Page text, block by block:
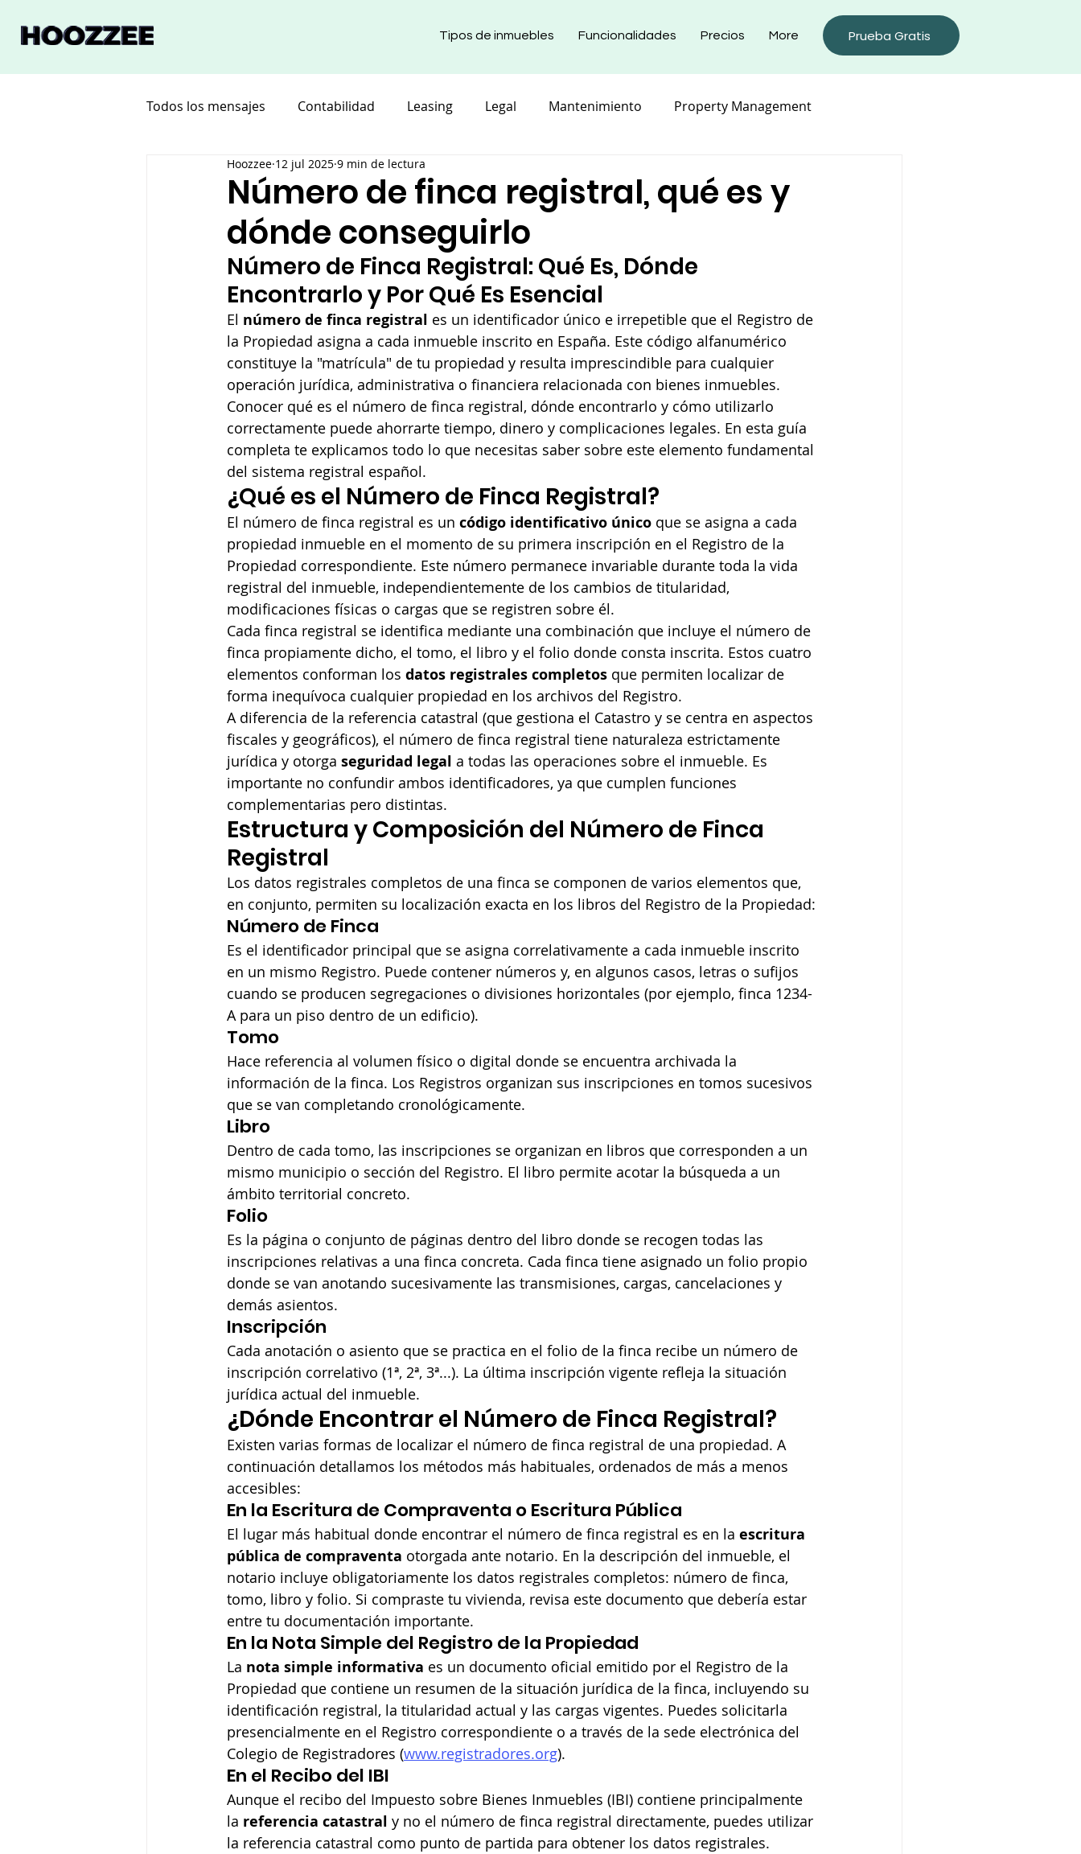
Tipos de inmuebles Funcionalidades Precios More Prueba Gratis
Todos los mensajes Contabilidad Leasing Legal Mantenimiento Property Management
Software Deco Vacacional
Número de finca registral, qué es y
dónde conseguirlo
Hoozzee 12 jul 2025 9 min de lectura
Número de Finca Registral: Qué Es, Dónde
Encontrarlo y Por Qué Es Esencial
El número de finca registral es un identificador único e irrepetible que el Registro de
la Propiedad asigna a cada inmueble inscrito en España. Este código alfanumérico
constituye la "matrícula" de tu propiedad y resulta imprescindible para cualquier
operación jurídica, administrativa o financiera relacionada con bienes inmuebles.
Conocer qué es el número de finca registral, dónde encontrarlo y cómo utilizarlo
correctamente puede ahorrarte tiempo, dinero y complicaciones legales. En esta guía
completa te explicamos todo lo que necesitas saber sobre este elemento fundamental
del sistema registral español.
¿Qué es el Número de Finca Registral?
El número de finca registral es un código identificativo único que se asigna a cada
propiedad inmueble en el momento de su primera inscripción en el Registro de la
Propiedad correspondiente. Este número permanece invariable durante toda la vida
registral del inmueble, independientemente de los cambios de titularidad,
modificaciones físicas o cargas que se registren sobre él.
Cada finca registral se identifica mediante una combinación que incluye el número de
finca propiamente dicho, el tomo, el libro y el folio donde consta inscrita. Estos cuatro
elementos conforman los datos registrales completos que permiten localizar de
forma inequívoca cualquier propiedad en los archivos del Registro.
A diferencia de la referencia catastral (que gestiona el Catastro y se centra en aspectos
fiscales y geográficos), el número de finca registral tiene naturaleza estrictamente
jurídica y otorga seguridad legal a todas las operaciones sobre el inmueble. Es
importante no confundir ambos identificadores, ya que cumplen funciones
complementarias pero distintas.
Estructura y Composición del Número de Finca
Registral
Los datos registrales completos de una finca se componen de varios elementos que,
en conjunto, permiten su localización exacta en los libros del Registro de la Propiedad:
Número de Finca
Es el identificador principal que se asigna correlativamente a cada inmueble inscrito
en un mismo Registro. Puede contener números y, en algunos casos, letras o sufijos
cuando se producen segregaciones o divisiones horizontales (por ejemplo, finca 1234-
A para un piso dentro de un edificio).
Tomo
Hace referencia al volumen físico o digital donde se encuentra archivada la
información de la finca. Los Registros organizan sus inscripciones en tomos sucesivos
que se van completando cronológicamente.
Libro
Dentro de cada tomo, las inscripciones se organizan en libros que corresponden a un
mismo municipio o sección del Registro. El libro permite acotar la búsqueda a un
ámbito territorial concreto.
Folio
Es la página o conjunto de páginas dentro del libro donde se recogen todas las
inscripciones relativas a una finca concreta. Cada finca tiene asignado un folio propio
donde se van anotando sucesivamente las transmisiones, cargas, cancelaciones y
demás asientos.
Inscripción
Cada anotación o asiento que se practica en el folio de la finca recibe un número de
inscripción correlativo (1ª, 2ª, 3ª...). La última inscripción vigente refleja la situación
jurídica actual del inmueble.
¿Dónde Encontrar el Número de Finca Registral?
Existen varias formas de localizar el número de finca registral de una propiedad. A
continuación detallamos los métodos más habituales, ordenados de más a menos
accesibles:
En la Escritura de Compraventa o Escritura Pública
El lugar más habitual donde encontrar el número de finca registral es en la escritura
pública de compraventa otorgada ante notario. En la descripción del inmueble, el
notario incluye obligatoriamente los datos registrales completos: número de finca,
tomo, libro y folio. Si compraste tu vivienda, revisa este documento que debería estar
entre tu documentación importante.
En la Nota Simple del Registro de la Propiedad
La nota simple informativa es un documento oficial emitido por el Registro de la
Propiedad que contiene un resumen de la situación jurídica de la finca, incluyendo su
identificación registral, la titularidad actual y las cargas vigentes. Puedes solicitarla
presencialmente en el Registro correspondiente o a través de la sede electrónica del
Colegio de Registradores (www.registradores.org).
En el Recibo del IBI
Aunque el recibo del Impuesto sobre Bienes Inmuebles (IBI) contiene principalmente
la referencia catastral y no el número de finca registral directamente, puedes utilizar
la referencia catastral como punto de partida para obtener los datos registrales.